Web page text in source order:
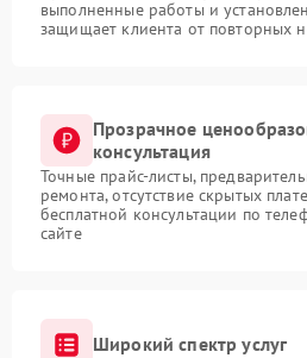
выполненные работы и
защищает клиента от повторных
Прозрачное
консультация
Точные прайс-листы,
ремонта, отсутствие скрытых
бесплатной консультации по
сайте
Широкий спектр услуг